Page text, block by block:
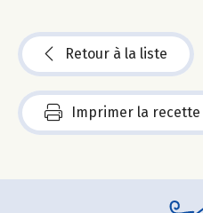
Retour à la liste
Imprimer la recette